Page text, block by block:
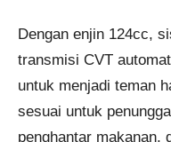
Dengan enjin 124cc,
transmisi CVT
untuk menjadi teman
sesuai untuk
penghantar makanan,